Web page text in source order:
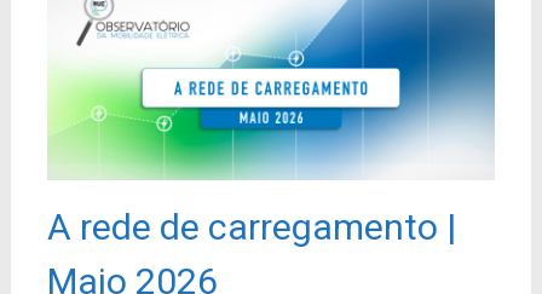
A rede de carregamento |
Maio 2026